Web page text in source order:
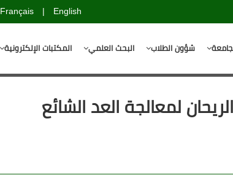
English
|
Français
شؤون الطلاب البحث العلمي المكتبات الإلكترونية
لمعالجة العد الشائع